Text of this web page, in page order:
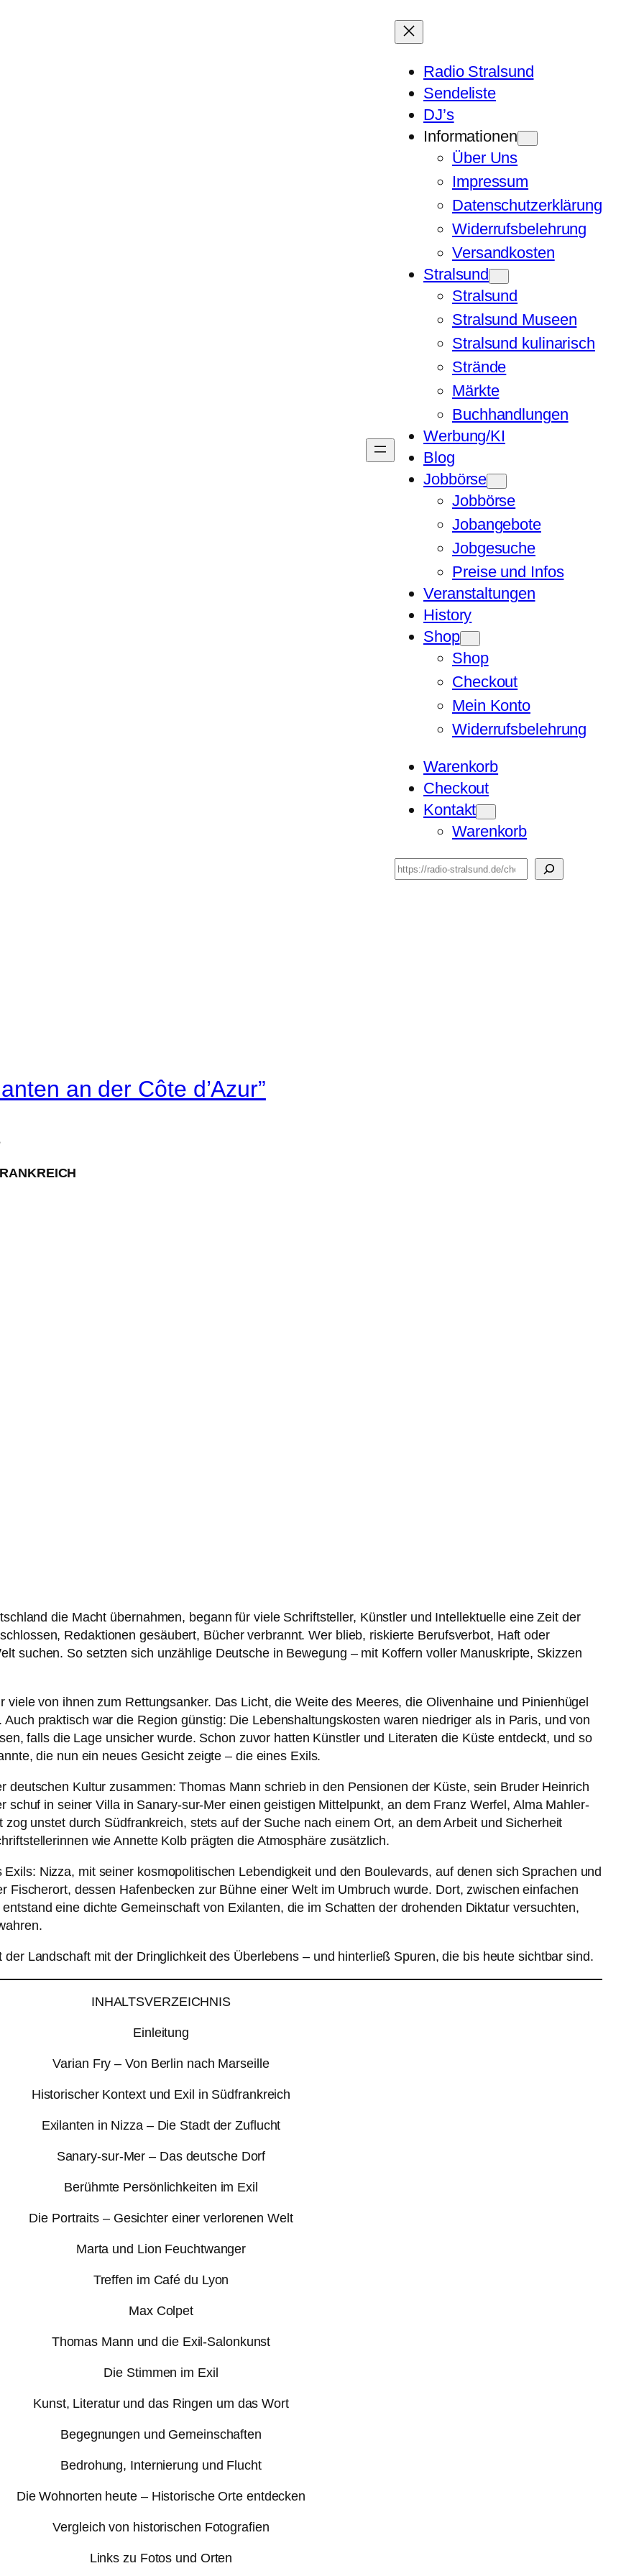
Radio Stralsund
Sendeliste
DJ’s
Informationen
Über Uns
Impressum
Datenschutzerklärung
Widerrufsbelehrung
Versandkosten
Stralsund
Stralsund
Stralsund Museen
Stralsund kulinarisch
Strände
Märkte
Buchhandlungen
Werbung/KI
Blog
Jobbörse
Jobbörse
Jobangebote
Jobgesuche
Preise und Infos
Veranstaltungen
History
Shop
Shop
Checkout
Mein Konto
Widerrufsbelehrung
Warenkorb
Checkout
Kontakt
Warenkorb
Suchen
an der Côte d’Azur”
die Macht übernahmen, begann für viele Schriftsteller, Künstler und Intellektuelle eine Zeit der
Redaktionen gesäubert, Bücher verbrannt. Wer blieb, riskierte Berufsverbot, Haft oder
suchen. So setzten sich unzählige Deutsche in Bewegung – mit Koffern voller Manuskripte, Skizzen
viele von ihnen zum Rettungsanker. Das Licht, die Weite des Meeres, die Olivenhaine und Pinienhügel
praktisch war die Region günstig: Die Lebenshaltungskosten waren niedriger als in Paris, und von
falls die Lage unsicher wurde. Schon zuvor hatten Künstler und Literaten die Küste entdeckt, und so
die nun ein neues Gesicht zeigte – die eines Exils.
deutschen Kultur zusammen: Thomas Mann schrieb in den Pensionen der Küste, sein Bruder Heinrich
schuf in seiner Villa in Sanary-sur-Mer einen geistigen Mittelpunkt, an dem Franz Werfel, Alma Mahler-
unstet durch Südfrankreich, stets auf der Suche nach einem Ort, an dem Arbeit und Sicherheit
wie Annette Kolb prägten die Atmosphäre zusätzlich.
Nizza, mit seiner kosmopolitischen Lebendigkeit und den Boulevards, auf denen sich Sprachen und
Fischerort, dessen Hafenbecken zur Bühne einer Welt im Umbruch wurde. Dort, zwischen einfachen
eine dichte Gemeinschaft von Exilanten, die im Schatten der drohenden Diktatur versuchten,
Landschaft mit der Dringlichkeit des Überlebens – und hinterließ Spuren, die bis heute sichtbar sind.
INHALTSVERZEICHNIS
Einleitung
Varian Fry – Von Berlin nach Marseille
Historischer Kontext und Exil in Südfrankreich
Exilanten in Nizza – Die Stadt der Zuflucht
Sanary-sur-Mer – Das deutsche Dorf
Berühmte Persönlichkeiten im Exil
Die Portraits – Gesichter einer verlorenen Welt
Marta und Lion Feuchtwanger
Treffen im Café du Lyon
Max Colpet
Thomas Mann und die Exil-Salonkunst
Die Stimmen im Exil
Kunst, Literatur und das Ringen um das Wort
Begegnungen und Gemeinschaften
Bedrohung, Internierung und Flucht
Die Wohnorten heute – Historische Orte entdecken
Vergleich von historischen Fotografien
Links zu Fotos und Orten